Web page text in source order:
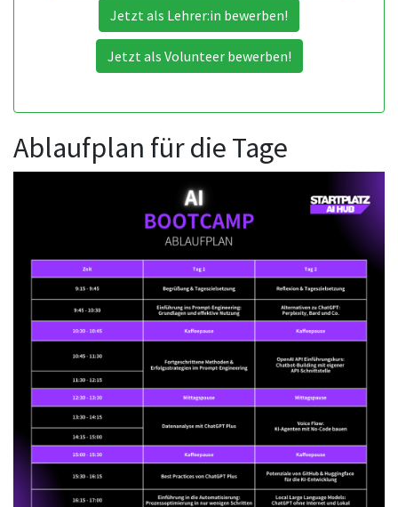
Jetzt als Lehrer:in bewerben!
Jetzt als Volunteer bewerben!
Ablaufplan für die Tage